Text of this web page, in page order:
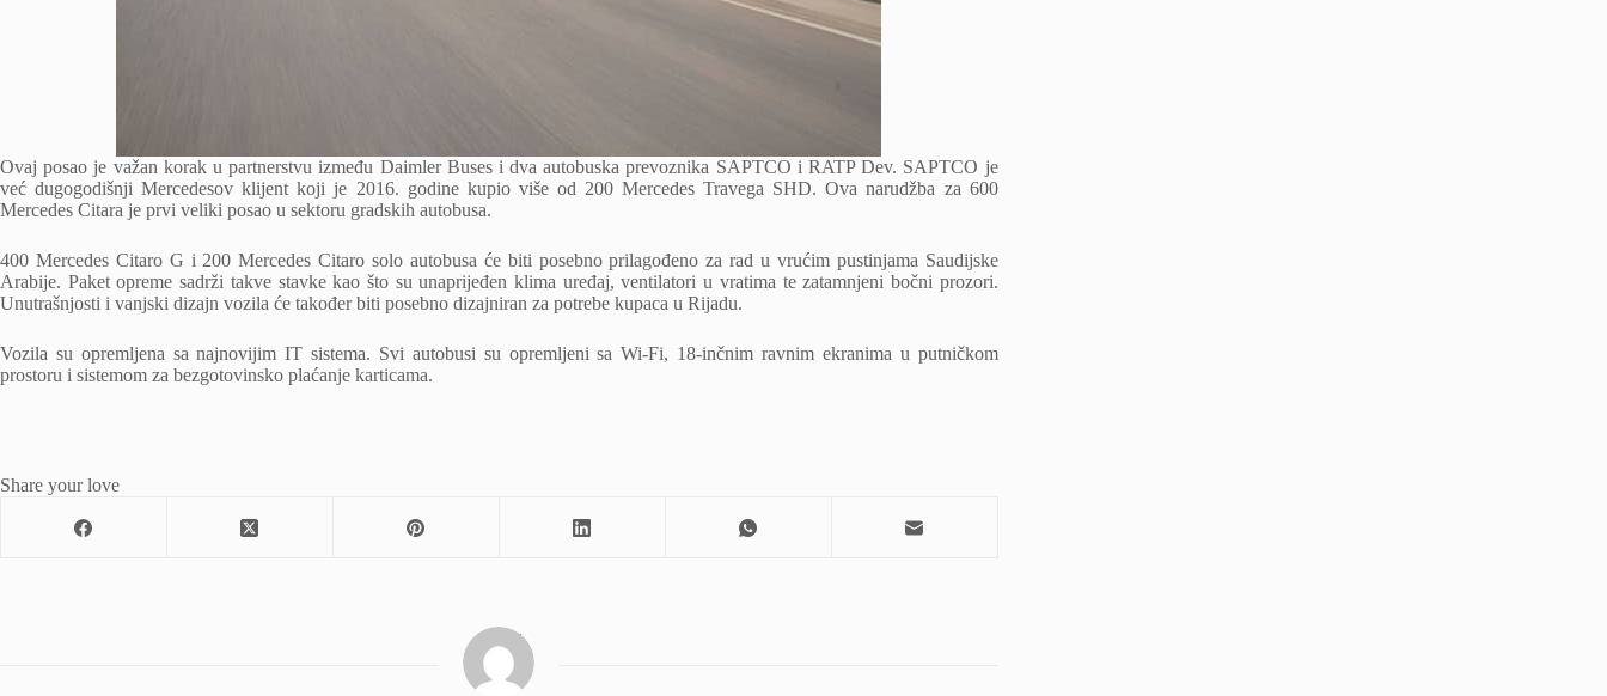
Ovaj posao je važan korak u partnerstvu između Daimler Buses i dva autobuska prevoznika SAPTCO i RATP Dev. SAPTCO je
već dugogodišnji Mercedesov klijent koji je 2016. godine kupio više od 200 Mercedes Travega SHD. Ova narudžba za 600
Mercedes Citara je prvi veliki posao u sektoru gradskih autobusa.
400 Mercedes Citaro G i 200 Mercedes Citaro solo autobusa će biti posebno prilagođeno za rad u vrućim pustinjama Saudijske
Arabije. Paket opreme sadrži takve stavke kao što su unaprijeđen klima uređaj, ventilatori u vratima te zatamnjeni bočni prozori.
Unutrašnjosti i vanjski dizajn vozila će također biti posebno dizajniran za potrebe kupaca u Rijadu.
Vozila su opremljena sa najnovijim IT sistema. Svi autobusi su opremljeni sa Wi-Fi, 18-inčnim ravnim ekranima u putničkom
prostoru i sistemom za bezgotovinsko plaćanje karticama.
Share your love